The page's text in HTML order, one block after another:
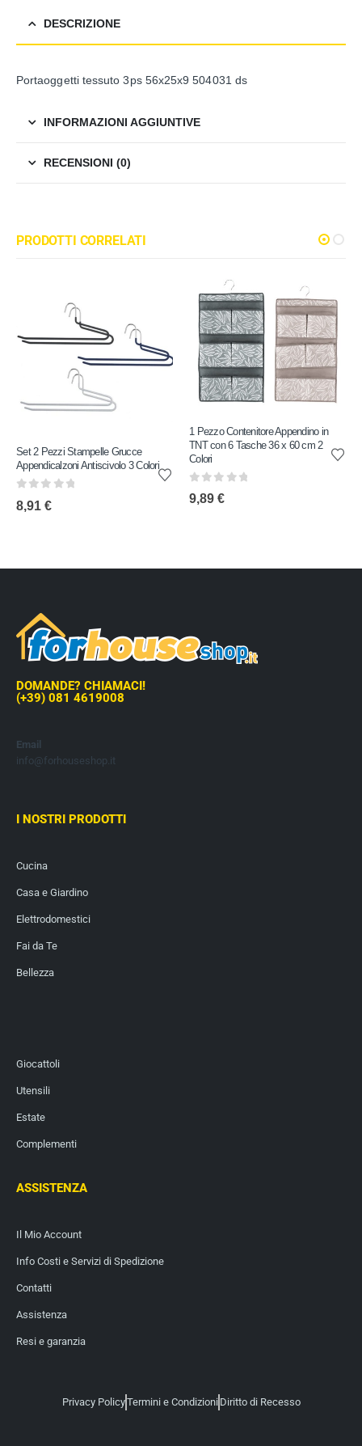
DESCRIZIONE
Portaoggetti tessuto 3ps 56x25x9 504031 ds
INFORMAZIONI AGGIUNTIVE
RECENSIONI (0)
PRODOTTI CORRELATI
Set 2 Pezzi Stampelle Grucce
Appendicalzoni Antiscivolo 3 Colori
8,91 €
1 Pezzo Contenitore Appendino in
TNT con 6 Tasche 36 x 60 cm 2
Colori
0 out of 5
9,89 €
DOMANDE? CHIAMACI!
(+39) 081 4619008
Email
info@forhouseshop.it
I NOSTRI PRODOTTI
Cucina
Casa e Giardino
Elettrodomestici
Fai da Te
Bellezza
Giocattoli
Utensili
Estate
Complementi
ASSISTENZA
Il Mio Account
Info Costi e Servizi di Spedizione
Contatti
Assistenza
Resi e garanzia
Privacy PolicyTermini e Condizioni Diritto di Recesso